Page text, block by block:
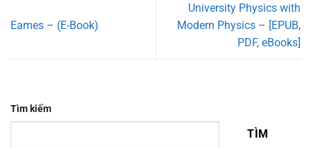
Eames – (E-Book)
University Physics with
Modern Physics – [EPUB,
PDF, eBooks]
Tìm kiếm
TÌM